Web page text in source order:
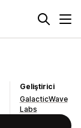
Geliştirici
GalacticWave
Labs